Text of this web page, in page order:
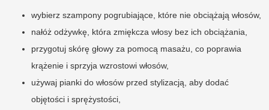
wybierz szampony pogrubiające, które nie obciążają włosów,
nałóż odżywkę, która zmiękcza włosy bez ich obciążania,
przygotuj skórę głowy za pomocą masażu, co poprawia
krążenie i sprzyja wzrostowi włosów,
używaj pianki do włosów przed stylizacją, aby dodać
objętości i sprężystości,